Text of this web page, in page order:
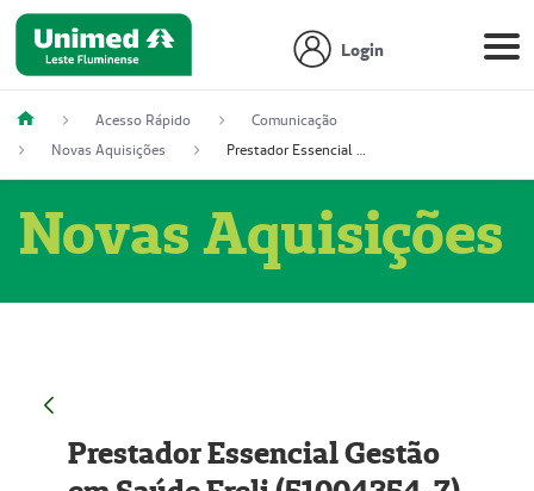
Login
Acesso Rápido
Comunicação
Novas Aquisições
Prestador Essencial Gestão em Saúde Ereli (51004354-7)
Novas Aquisições
Prestador Essencial Gestão